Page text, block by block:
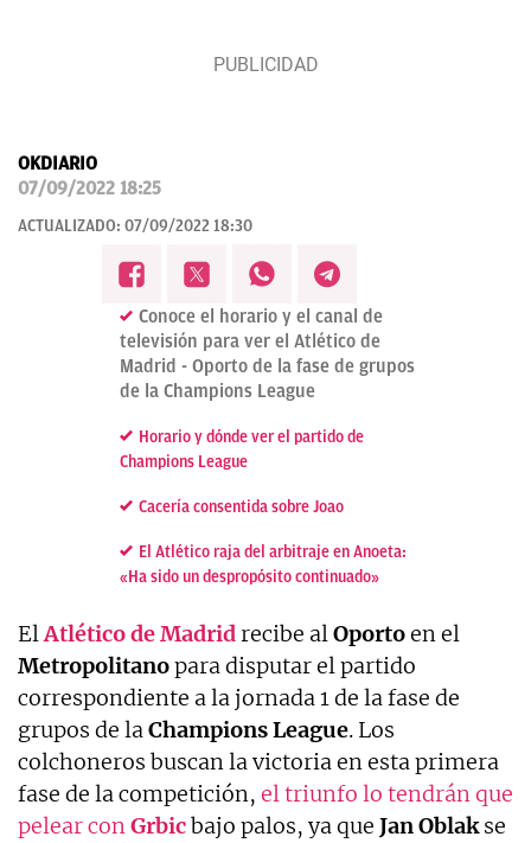
OKDIARIO
07/09/2022 18:25
ACTUALIZADO: 07/09/2022 18:30
Conoce el horario y el canal de
televisión para ver el Atlético de
Madrid - Oporto de la fase de grupos
de la Champions League
Horario y dónde ver el partido de
Champions League
Cacería consentida sobre Joao
El Atlético raja del arbitraje en Anoeta:
«Ha sido un despropósito continuado»
ElAtlético de Madridrecibe alOportoen el
Metropolitanopara disputar el partido
correspondiente a la jornada 1 de la fase de
grupos de laChampions League. Los
colchoneros buscan la victoria en esta primera
fase de la competición, el triunfo lo tendrán que
pelear conGrbicbajo palos, ya que Jan Oblakse